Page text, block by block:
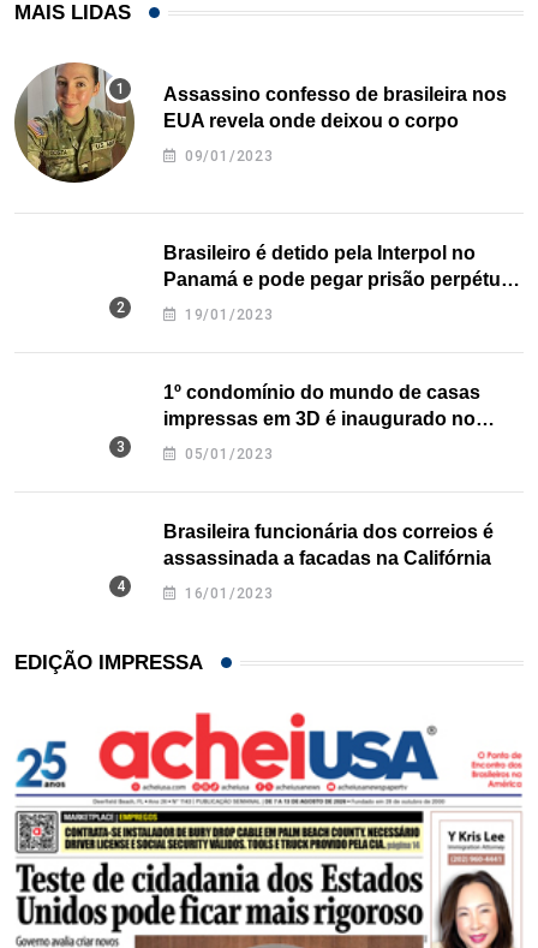
MAIS LIDAS
Assassino confesso de brasileira nos
EUA revela onde deixou o corpo
09/01/2023
Brasileiro é detido pela Interpol no
Panamá e pode pegar prisão perpétua
nos EUA
19/01/2023
1º condomínio do mundo de casas
impressas em 3D é inaugurado no
Texas
05/01/2023
Brasileira funcionária dos correios é
assassinada a facadas na Califórnia
16/01/2023
EDIÇÃO IMPRESSA